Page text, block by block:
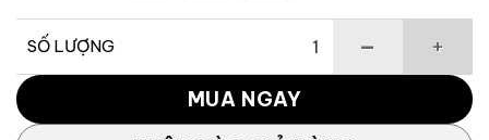
SỐ LƯỢNG
Mũ Len Golf Nữ Pom-Pom UN944 TaylorMade số lượng
MUA NGAY